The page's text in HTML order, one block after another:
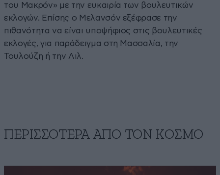
του Μακρόν» με την ευκαιρία των βουλευτικών
εκλογών. Επίσης ο Μελανσόν εξέφρασε την
πιθανότητα να είναι υποψήφιος στις βουλευτικές
εκλογές, για παράδειγμα στη Μασσαλία, την
Τουλούζη ή την Λιλ.
ΠΕΡΙΣΣΟΤΕΡΑ ΑΠΟ ΤΟΝ ΚΟΣΜΟ